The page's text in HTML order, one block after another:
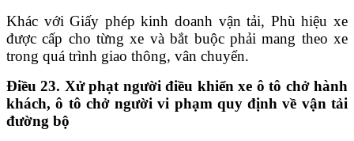
Khác với Giấy phép kinh doanh vận tải, Phù hiệu xe
được cấp cho từng xe và bắt buộc phải mang theo xe
trong quá trình giao thông, vân chuyển.
Điều 23. Xử phạt người điều khiển xe ô tô chở hành
khách, ô tô chở người vi phạm quy định về vận tải
đường bộ